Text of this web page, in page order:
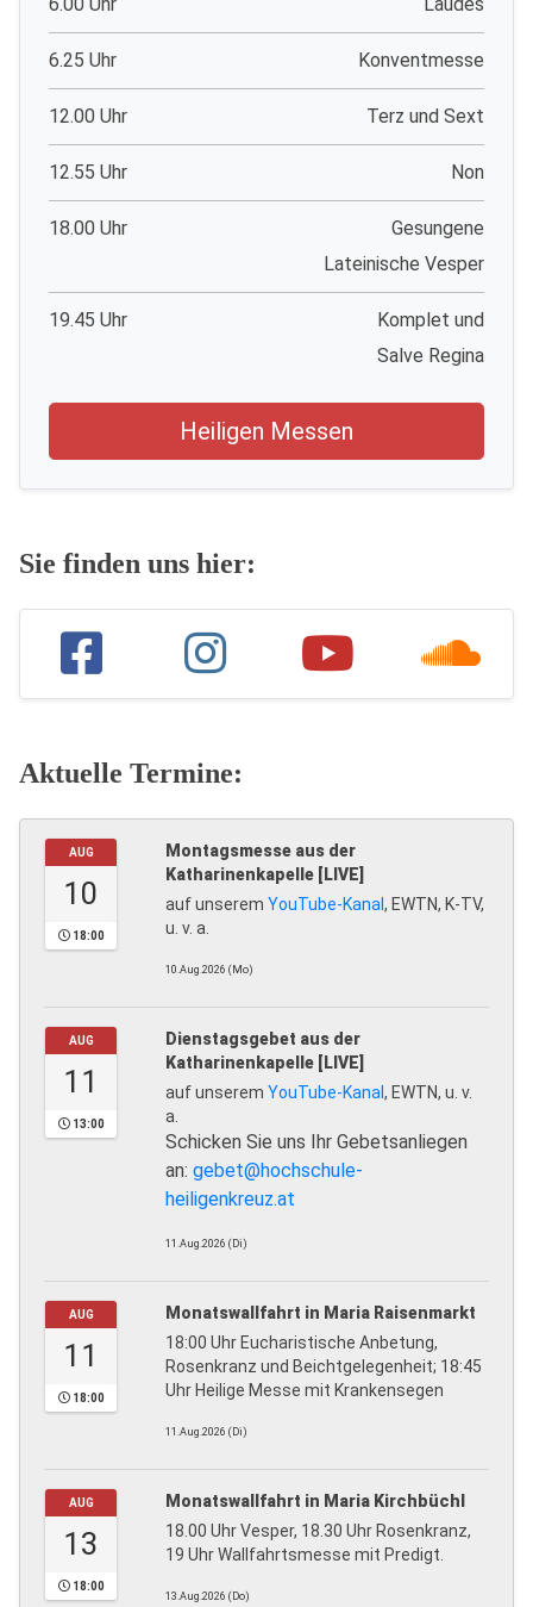
6.00 Uhr Laudes
6.25 Uhr Konventmesse
12.00 Uhr Terz und Sext
12.55 Uhr Non
18.00 Uhr
Gesungene
Lateinische Vesper
19.45 Uhr
Komplet und
Salve Regina
Heiligen Messen
Sie finden uns hier:
Aktuelle Termine:
AUG
10
18:00
Montagsmesse aus der
Katharinenkapelle [LIVE]
auf unserem YouTube-Kanal, EWTN, K-TV,
u. v. a.
10.Aug.2026 (Mo)
AUG
11
13:00
Dienstagsgebet aus der
Katharinenkapelle [LIVE]
auf unserem YouTube-Kanal, EWTN, u. v.
a.
Schicken Sie uns Ihr Gebetsanliegen
an: gebet@hochschule-
heiligenkreuz.at
11.Aug.2026 (Di)
AUG
11
18:00
Monatswallfahrt in Maria Raisenmarkt
18:00 Uhr Eucharistische Anbetung,
Rosenkranz und Beichtgelegenheit; 18:45
Uhr Heilige Messe mit Krankensegen
11.Aug.2026 (Di)
AUG
13
18:00
Monatswallfahrt in Maria Kirchbüchl
18.00 Uhr Vesper, 18.30 Uhr Rosenkranz,
19 Uhr Wallfahrtsmesse mit Predigt.
13.Aug.2026 (Do)